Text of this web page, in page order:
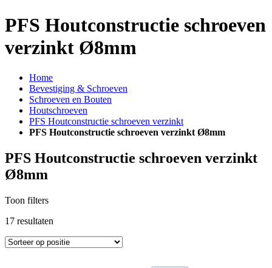
PFS Houtconstructie schroeven
verzinkt Ø8mm
Home
Bevestiging & Schroeven
Schroeven en Bouten
Houtschroeven
PFS Houtconstructie schroeven verzinkt
PFS Houtconstructie schroeven verzinkt Ø8mm
PFS Houtconstructie schroeven verzinkt
Ø8mm
Toon filters
17 resultaten